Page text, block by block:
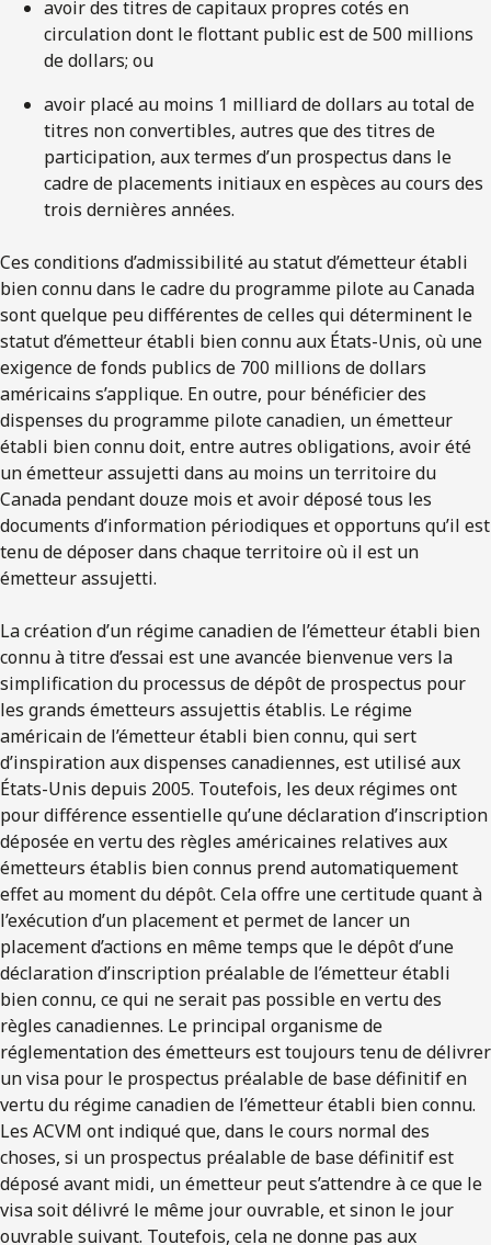
avoir des titres de capitaux propres cotés en
circulation dont le flottant public est de 500 millions
de dollars; ou
avoir placé au moins 1 milliard de dollars au total de
titres non convertibles, autres que des titres de
participation, aux termes d’un prospectus dans le
cadre de placements initiaux en espèces au cours des
trois dernières années.
Ces conditions d’admissibilité au statut d’émetteur établi
bien connu dans le cadre du programme pilote au Canada
sont quelque peu différentes de celles qui déterminent le
statut d’émetteur établi bien connu aux États-Unis, où une
exigence de fonds publics de 700 millions de dollars
américains s’applique. En outre, pour bénéficier des
dispenses du programme pilote canadien, un émetteur
établi bien connu doit, entre autres obligations, avoir été
un émetteur assujetti dans au moins un territoire du
Canada pendant douze mois et avoir déposé tous les
documents d’information périodiques et opportuns qu’il est
tenu de déposer dans chaque territoire où il est un
émetteur assujetti.
La création d’un régime canadien de l’émetteur établi bien
connu à titre d’essai est une avancée bienvenue vers la
simplification du processus de dépôt de prospectus pour
les grands émetteurs assujettis établis. Le régime
américain de l’émetteur établi bien connu, qui sert
d’inspiration aux dispenses canadiennes, est utilisé aux
États-Unis depuis 2005. Toutefois, les deux régimes ont
pour différence essentielle qu’une déclaration d’inscription
déposée en vertu des règles américaines relatives aux
émetteurs établis bien connus prend automatiquement
effet au moment du dépôt. Cela offre une certitude quant à
l’exécution d’un placement et permet de lancer un
placement d’actions en même temps que le dépôt d’une
déclaration d’inscription préalable de l’émetteur établi
bien connu, ce qui ne serait pas possible en vertu des
règles canadiennes. Le principal organisme de
réglementation des émetteurs est toujours tenu de délivrer
un visa pour le prospectus préalable de base définitif en
vertu du régime canadien de l’émetteur établi bien connu.
Les ACVM ont indiqué que, dans le cours normal des
choses, si un prospectus préalable de base définitif est
déposé avant midi, un émetteur peut s’attendre à ce que le
visa soit délivré le même jour ouvrable, et sinon le jour
ouvrable suivant. Toutefois, cela ne donne pas aux